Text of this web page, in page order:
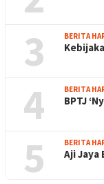
3 BERITA
4 BERITA
BPTJ
5 BERITA
Aji Jaya